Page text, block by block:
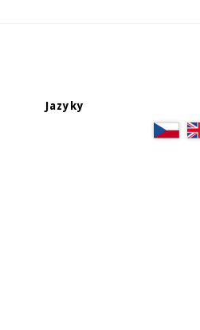
Jazyky